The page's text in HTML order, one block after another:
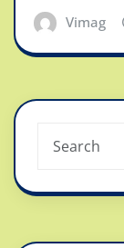
Vimag